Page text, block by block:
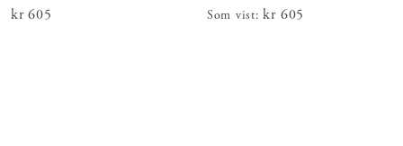
Pris:kr 605
kr 605 Som vist: Pris:kr 605
kr 605